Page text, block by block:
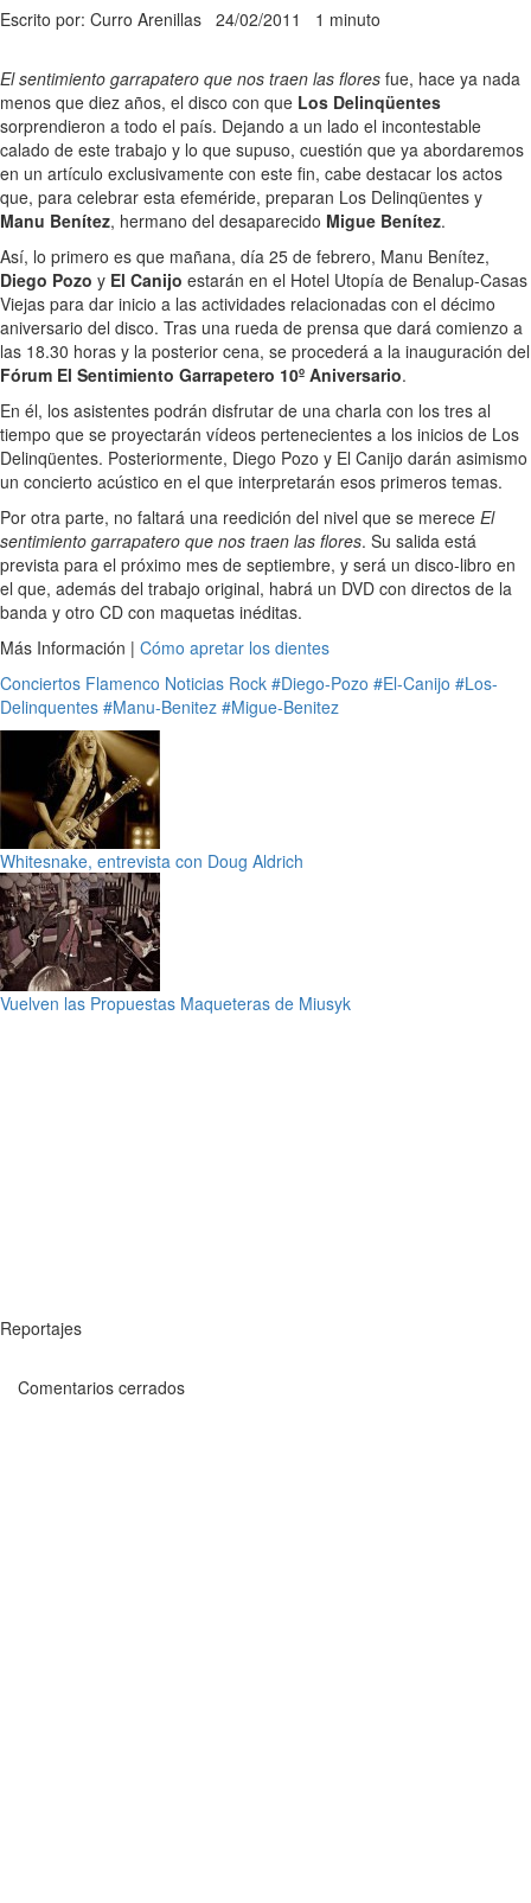
Escrito por: Curro Arenillas 24/02/2011 1 minuto
El sentimiento garrapatero que nos traen las flores fue, hace ya nada
menos que diez años, el disco con que Los Delinqüentes
sorprendieron a todo el país. Dejando a un lado el incontestable
calado de este trabajo y lo que supuso, cuestión que ya abordaremos
en un artículo exclusivamente con este fin, cabe destacar los actos
que, para celebrar esta efeméride, preparan Los Delinqüentes y
Manu Benítez, hermano del desaparecido Migue Benítez.
Así, lo primero es que mañana, día 25 de febrero, Manu Benítez,
Diego Pozo y El Canijo estarán en el Hotel Utopía de Benalup-Casas
Viejas para dar inicio a las actividades relacionadas con el décimo
aniversario del disco. Tras una rueda de prensa que dará comienzo a
las 18.30 horas y la posterior cena, se procederá a la inauguración del
Fórum El Sentimiento Garrapetero 10º Aniversario.
En él, los asistentes podrán disfrutar de una charla con los tres al
tiempo que se proyectarán vídeos pertenecientes a los inicios de Los
Delinqüentes. Posteriormente, Diego Pozo y El Canijo darán asimismo
un concierto acústico en el que interpretarán esos primeros temas.
Por otra parte, no faltará una reedición del nivel que se merece El
sentimiento garrapatero que nos traen las flores. Su salida está
prevista para el próximo mes de septiembre, y será un disco-libro en
el que, además del trabajo original, habrá un DVD con directos de la
banda y otro CD con maquetas inéditas.
Más Información | Cómo apretar los dientes
Conciertos Flamenco Noticias Rock #Diego-Pozo #El-Canijo #Los-
Delinquentes #Manu-Benitez #Migue-Benitez
Whitesnake, entrevista con Doug Aldrich
Vuelven las Propuestas Maqueteras de Miusyk
Reportajes
Comentarios cerrados